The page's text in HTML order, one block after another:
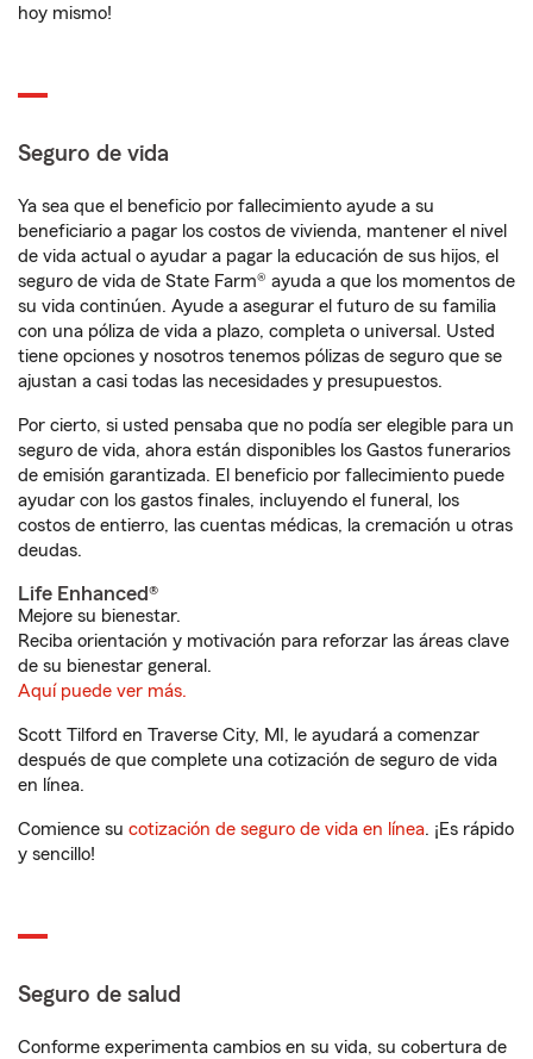
hoy mismo!
Seguro de vida
Ya sea que el beneficio por fallecimiento ayude a su
beneficiario a pagar los costos de vivienda, mantener el nivel
de vida actual o ayudar a pagar la educación de sus hijos, el
seguro de vida de State Farm® ayuda a que los momentos de
su vida continúen. Ayude a asegurar el futuro de su familia
con una póliza de vida a plazo, completa o universal. Usted
tiene opciones y nosotros tenemos pólizas de seguro que se
ajustan a casi todas las necesidades y presupuestos.
Por cierto, si usted pensaba que no podía ser elegible para un
seguro de vida, ahora están disponibles los Gastos funerarios
de emisión garantizada. El beneficio por fallecimiento puede
ayudar con los gastos finales, incluyendo el funeral, los
costos de entierro, las cuentas médicas, la cremación u otras
deudas.
Life Enhanced®
Mejore su bienestar.
Reciba orientación y motivación para reforzar las áreas clave
de su bienestar general.
Aquí puede ver más.
Scott Tilford en Traverse City, MI, le ayudará a comenzar
después de que complete una cotización de seguro de vida
en línea.
Comience su cotización de seguro de vida en línea. ¡Es rápido
y sencillo!
Seguro de salud
Conforme experimenta cambios en su vida, su cobertura de